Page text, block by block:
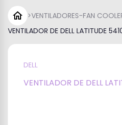
>VENTILADORES-FAN
VENTILADOR DE DELL LATITUDE
DELL
VENTILADOR DE DELL